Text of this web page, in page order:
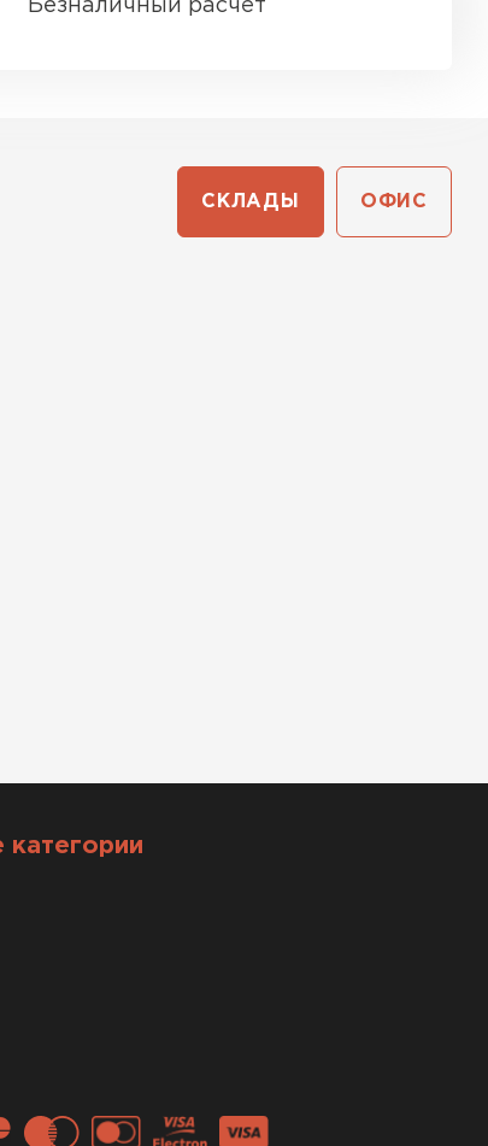
Безналичный расчёт
СКЛАДЫ ОФИС
категории